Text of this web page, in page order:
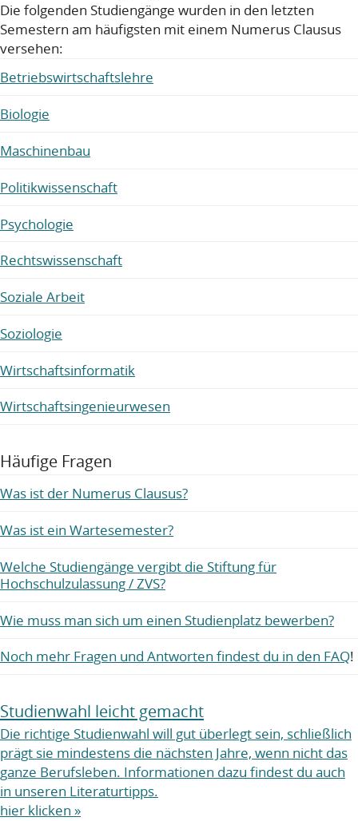
Die folgenden Studiengänge wurden in den letzten
Semestern am häufigsten mit einem Numerus Clausus
versehen:
Betriebswirtschaftslehre
Biologie
Maschinenbau
Politikwissenschaft
Psychologie
Rechtswissenschaft
Soziale Arbeit
Soziologie
Wirtschaftsinformatik
Wirtschaftsingenieurwesen
Häufige Fragen
Was ist der Numerus Clausus?
Was ist ein Wartesemester?
Welche Studiengänge vergibt die Stiftung für
Hochschulzulassung / ZVS?
Wie muss man sich um einen Studienplatz bewerben?
Noch mehr Fragen und Antworten findest du in den FAQ!
Studienwahl leicht gemacht
Die richtige Studienwahl will gut überlegt sein, schließlich
prägt sie mindestens die nächsten Jahre, wenn nicht das
ganze Berufsleben. Informationen dazu findest du auch
in unseren Literaturtipps.
hier klicken »